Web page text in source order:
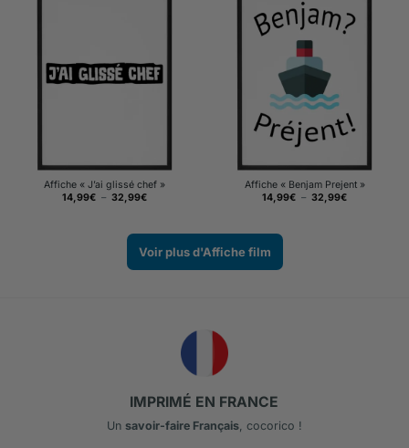
Affiche « J’ai glissé chef »
14,99€ – 32,99€Plage
à
Affiche « Benjam Prejent »
14,99€ – 32,99€Plage
Voir plus d'Affiche film
IMPRIMÉ EN FRANCE
Un savoir-faire Français, cocorico !